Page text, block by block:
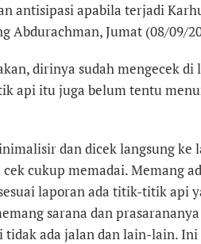
antisipasi apabila terjadi
Abdurachman, Jumat (08/09/
dirinya sudah mengecek di
api itu juga belum tentu
dan dicek langsung ke
cukup memadai. Memang
laporan ada titik-titik api
sarana dan
tidak ada jalan dan lain-lain. Ini